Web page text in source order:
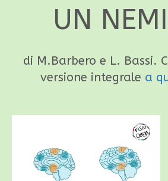
UN
di M.Barbero e L. Bassi.
versione integrale a